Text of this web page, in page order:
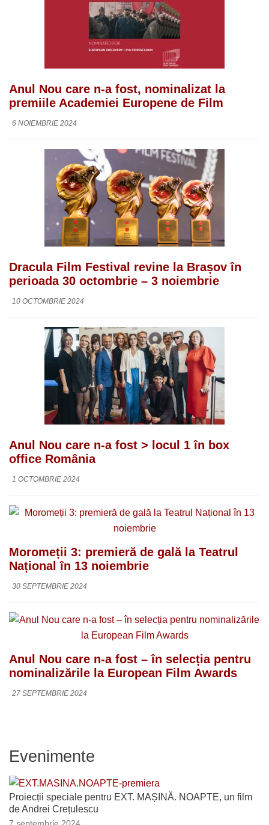
Anul Nou care n-a fost, nominalizat la
premiile Academiei Europene de Film
6 NOIEMBRIE 2024
Dracula Film Festival revine la Brașov în
perioada 30 octombrie – 3 noiembrie
10 OCTOMBRIE 2024
Anul Nou care n-a fost > locul 1 în box
office România
1 OCTOMBRIE 2024
Moromeții 3: premieră de gală la Teatrul
Național în 13 noiembrie
30 SEPTEMBRIE 2024
Anul Nou care n-a fost – în selecția pentru
nominalizările la European Film Awards
27 SEPTEMBRIE 2024
Evenimente
Proiecții speciale pentru EXT. MAȘINĂ. NOAPTE, un film
de Andrei Crețulescu